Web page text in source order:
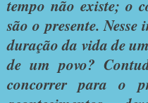
tempo não existe; o
são o presente.
duração da vida de
de um povo?
concorrer para o